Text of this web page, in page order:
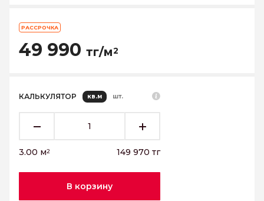
РАССРОЧКА
49 990 тг/м2
КАЛЬКУЛЯТОР кв.м шт.
3.00 м2 149 970 тг
В корзину